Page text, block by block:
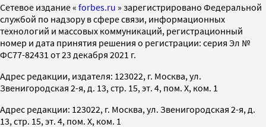
Cетевое издание « forbes.ru » зарегистрировано Федеральной
службой по надзору в сфере связи, информационных
технологий и массовых коммуникаций, регистрационный
номер и дата принятия решения о регистрации: серия Эл №
ФС77-82431 от 23 декабря 2021 г.
Адрес редакции, издателя: 123022, г. Москва, ул.
Звенигородская 2-я, д. 13, стр. 15, эт. 4, пом. X, ком. 1
Адрес редакции: 123022, г. Москва, ул. Звенигородская 2-я, д.
13, стр. 15, эт. 4, пом. X, ком. 1